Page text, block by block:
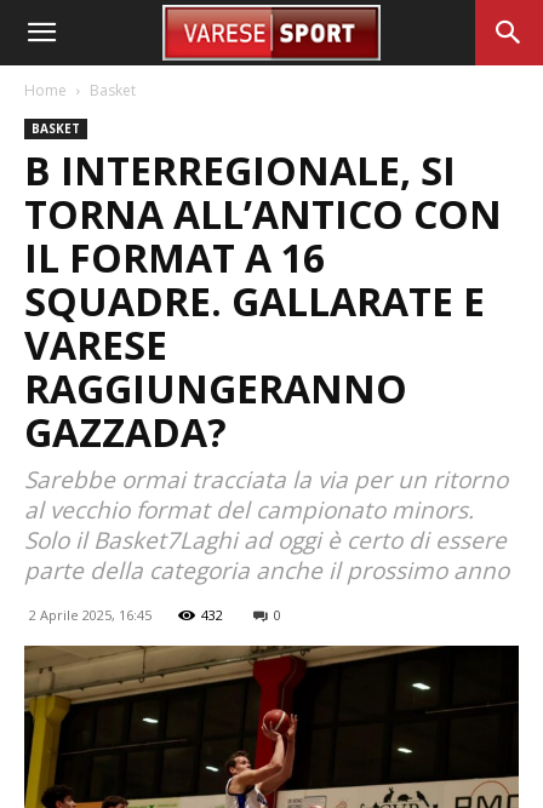
Home Basket
BASKET
B INTERREGIONALE, SI
TORNA ALL’ANTICO CON
IL FORMAT A 16
SQUADRE. GALLARATE E
VARESE
RAGGIUNGERANNO
GAZZADA?
Sarebbe ormai tracciata la via per un ritorno
al vecchio format del campionato minors.
Solo il Basket7Laghi ad oggi è certo di essere
parte della categoria anche il prossimo anno
2 Aprile 2025, 16:45 432 0